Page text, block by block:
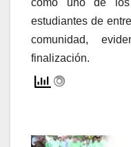
como uno de
estudiantes de
comunidad,
finalización.